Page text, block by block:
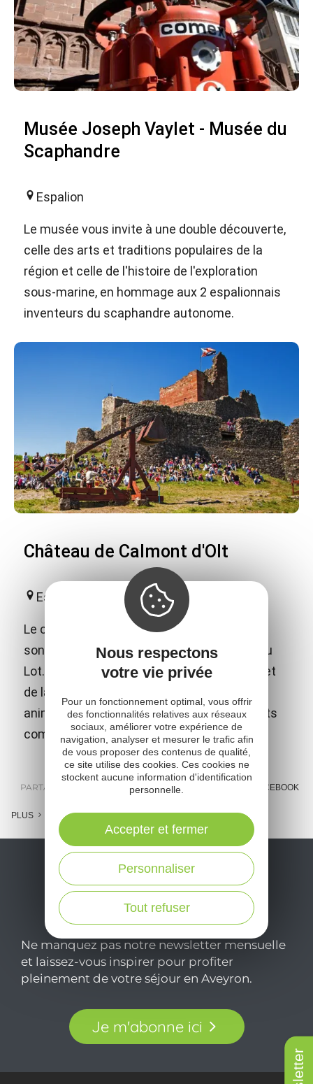
Musée Joseph Vaylet - Musée du
Scaphandre
Espalion
Le musée vous invite à une double découverte,
celle des arts et traditions populaires de la
région et celle de l'histoire de l'exploration
sous-marine, en hommage aux 2 espalionnais
inventeurs du scaphandre autonome.
Château de Calmont d'Olt
Espalion
Le château fort de Calmont d'Olt domine de
son sommet la ville d'Espalion et la vallée du
Lot. En plus des nombreux jeux médiévaux et
de la visite libre, le château propose des
animations et spectacles adaptés aux petits
comme aux grands !
PARTAGER : E-MAIL MESSENGER FACEBOOK
PLUS
Ne manquez pas notre newsletter mensuelle
et laissez-vous inspirer pour profiter
pleinement de votre séjour en Aveyron.
Je m'abonne ici
Nous respectons
votre vie privée
Pour un fonctionnement optimal, vous offrir
des fonctionnalités relatives aux réseaux
sociaux, améliorer votre expérience de
navigation, analyser et mesurer le trafic afin
de vous proposer des contenus de qualité,
ce site utilise des cookies. Ces cookies ne
stockent aucune information d'identification
personnelle.
Tout refuser
Personnaliser
Accepter et fermer